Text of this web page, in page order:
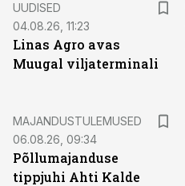
UUDISED
04.08.26, 11:23
Linas Agro avas
Muugal viljaterminali
MAJANDUSTULEMUSED
06.08.26, 09:34
Põllumajanduse
tippjuhi Ahti Kalde